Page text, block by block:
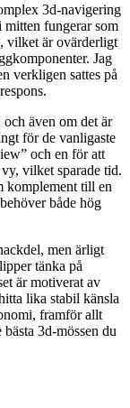
3d-navigering
fungerar som
vilket är ovärderligt
Jag
verkligen sattes på
även om det är
för de vanligaste
och en för att
vilket sparade tid.
komplement till en
både hög
men ärligt
tänka på
är motiverat av
lika stabil känsla
framför allt
3d-mössen du